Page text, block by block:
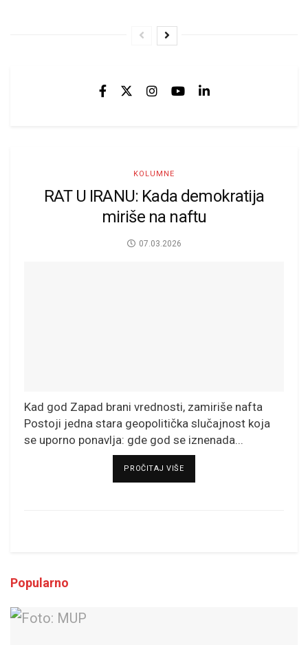
KOLUMNE
RAT U IRANU: Kada demokratija
miriše na naftu
07.03.2026
Kad god Zapad brani vrednosti, zamiriše nafta
Postoji jedna stara geopolitička slučajnost koja
se uporno ponavlja: gde god se iznenada...
PROČITAJ VIŠEDETAILS
Popularno